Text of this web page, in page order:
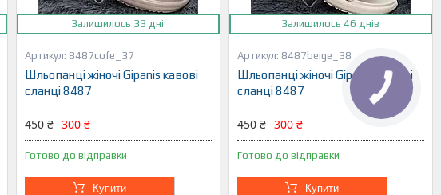
Залишилось 33 дні
8487cofe_37
Шльопанці жіночі Gipanis кавові
сланці 8487
450 ₴ 300 ₴
Готово до відправки
Купити
Залишилось 46 днів
8487beige_38
Шльопанці жіночі Gipanis бежеві
сланці 8487
450 ₴ 300 ₴
Готово до відправки
Купити